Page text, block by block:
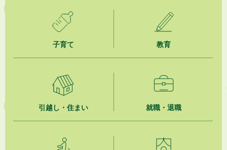
市民活動カレンダー（リスト形式）
今月の広報かけがわ
市議会だより 第100号 (令和8年8月1日発行)を掲載しました
子育て 教育
引越し・住まい 就職・退職